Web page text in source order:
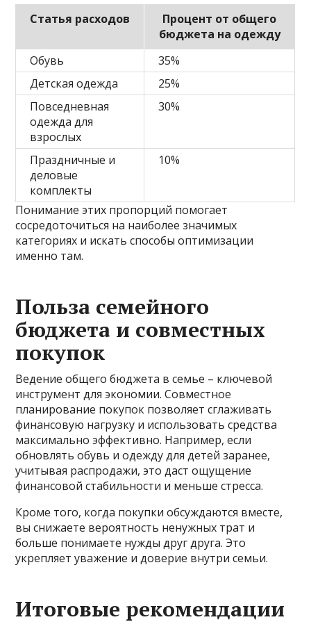
Статья расходов
Процент от общего
бюджета на одежду
Обувь
35%
Детская одежда
25%
Повседневная
одежда для
взрослых
30%
Праздничные и
деловые
комплекты
10%
Понимание этих пропорций помогает
сосредоточиться на наиболее значимых
категориях и искать способы оптимизации
именно там.
Польза семейного
бюджета и совместных
покупок
Ведение общего бюджета в семье – ключевой
инструмент для экономии. Совместное
планирование покупок позволяет сглаживать
финансовую нагрузку и использовать средства
максимально эффективно. Например, если
обновлять обувь и одежду для детей заранее,
учитывая распродажи, это даст ощущение
финансовой стабильности и меньше стресса.
Кроме того, когда покупки обсуждаются вместе,
вы снижаете вероятность ненужных трат и
больше понимаете нужды друг друга. Это
укрепляет уважение и доверие внутри семьи.
Итоговые рекомендации